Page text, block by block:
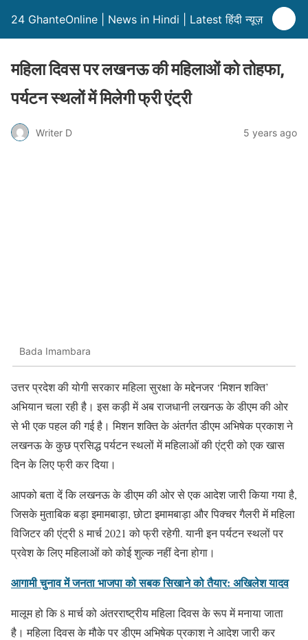
24 GhanteOnline | News in Hindi | Latest हिंदी न्यूज़
महिला दिवस पर लखनऊ की महिलाओं को तोहफा,
पर्यटन स्थलों में मिलेगी फ्री एंट्री
Writer D 5 years ago
Bada Imambara
उत्तर प्रदेश की योगी सरकार महिला सुरक्षा के मद्देनजर ‘मिशन शक्ति’
अभियान चला रही है। इस कड़ी में अब राजधानी लखनऊ के डीएम की ओर
से भी एक पहल की गई है। मिशन शक्ति के अंतर्गत डीएम अभिषेक प्रकाश ने
लखनऊ के कुछ प्रसिद्ध पर्यटन स्थलों में महिलाओं की एंट्री को एक खास
दिन के लिए फ्री कर दिया।
आपको बता दें कि लखनऊ के डीएम की ओर से एक आदेश जारी किया गया है,
जिसके मुताबिक बड़ा इमामबाड़ा, छोटा इमामबाड़ा और पिक्चर गैलरी में महिला
विजिटर की एंट्री 8 मार्च 2021 को फ्री रहेगी. यानी इन पर्यटन स्थलों पर
प्रवेश के लिए महिलाओं को कोई शुल्क नहीं देना होगा।
आगामी चुनाव में जनता भाजपा को सबक सिखाने को तैयार: अखिलेश यादव
मालूम हो कि 8 मार्च को अंतरराष्ट्रीय महिला दिवस के रूप में मनाया जाता
है। महिला दिवस के मौके पर डीएम अभिषेक प्रकाश ने आदेश जारी कर